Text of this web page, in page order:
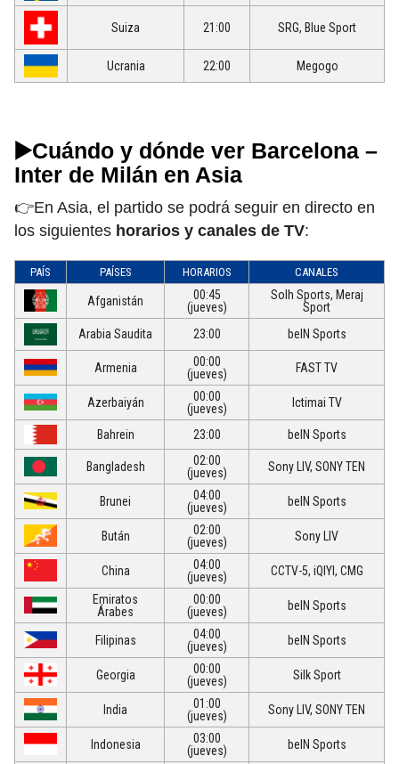
Suiza 21:00 SRG, Blue Sport
Ucrania 22:00 Megogo
▶️Cuándo y dónde ver Barcelona –
Inter de Milán en Asia
👉En Asia, el partido se podrá seguir en directo en
los siguientes horarios y canales de TV:
PAÍS PAÍSES HORARIOS CANALES
Afganistán
00:45
(jueves)
Solh Sports, Meraj
Sport
Arabia Saudita
23:00 beIN Sports
Armenia
00:00
(jueves)
FAST TV
Azerbaiyán
00:00
(jueves)
Ictimai TV
Bahrein 23:00 beIN Sports
Bangladesh
02:00
(jueves)
Sony LIV, SONY TEN
Brunei
04:00
(jueves)
beIN Sports
Bután
02:00
(jueves)
Sony LIV
China
04:00
(jueves)
CCTV-5, iQIYI, CMG
Emiratos
Árabes
00:00
(jueves)
beIN Sports
Filipinas
04:00
(jueves)
beIN Sports
Georgia
00:00
(jueves)
Silk Sport
India
01:00
(jueves)
Sony LIV, SONY TEN
Indonesia
03:00
(jueves)
beIN Sports